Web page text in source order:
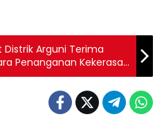
Distrik Arguni Terima
Penanganan Kekerasan
dan Anak